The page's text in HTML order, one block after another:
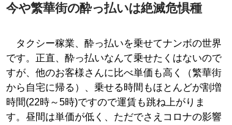
今や繁華街の酔っ払いは絶滅危惧種
タクシー稼業、酔っ払いを乗せてナンボの世界
です。正直、酔っ払いなんて乗せたくはないので
すが、他のお客様さんに比べ単価も高く（繁華街
から自宅に帰る）、乗せる時間もほとんどが割増
時間(22時～5時)ですので運賃も跳ね上がりま
す。昼間は単価が低く、ただでさえコロナの影響